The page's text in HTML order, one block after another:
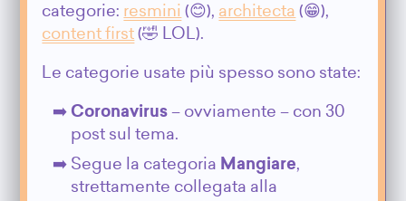
categorie: resmini (😊), architecta (😁),
content first (🤣 LOL).
Le categorie usate più spesso sono state:
Coronavirus – ovviamente – con 30
post sul tema.
Segue la categoria Mangiare,
strettamente collegata alla